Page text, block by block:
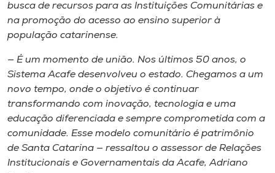
busca de recursos para as Instituições Comunitárias e
na promoção do acesso ao ensino superior à
população catarinense.
— É um momento de união. Nos últimos 50 anos, o
Sistema Acafe desenvolveu o estado. Chegamos a um
novo tempo, onde o objetivo é continuar
transformando com inovação, tecnologia e uma
educação diferenciada e sempre comprometida com a
comunidade. Esse modelo comunitário é patrimônio
de Santa Catarina — ressaltou o assessor de Relações
Institucionais e Governamentais da Acafe, Adriano